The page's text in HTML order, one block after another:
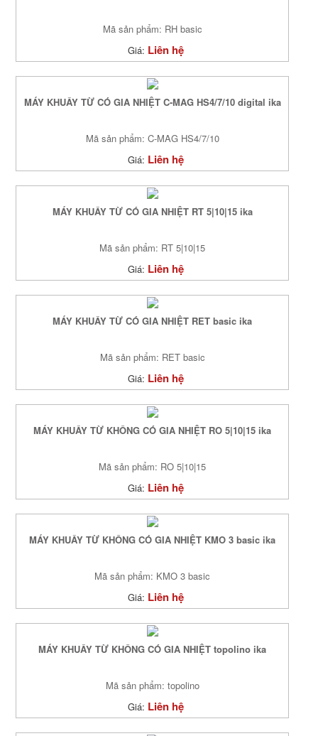
Mã sản phẩm: RH basic
Giá: Liên hệ
MÁY KHUẤY TỪ CÓ GIA NHIỆT C-MAG HS4/7/10 digital ika
Mã sản phẩm: C-MAG HS4/7/10
Giá: Liên hệ
MÁY KHUẤY TỪ CÓ GIA NHIỆT RT 5|10|15 ika
Mã sản phẩm: RT 5|10|15
Giá: Liên hệ
MÁY KHUẤY TỪ CÓ GIA NHIỆT RET basic ika
Mã sản phẩm: RET basic
Giá: Liên hệ
MÁY KHUẤY TỪ KHÔNG CÓ GIA NHIỆT RO 5|10|15 ika
Mã sản phẩm: RO 5|10|15
Giá: Liên hệ
MÁY KHUẤY TỪ KHÔNG CÓ GIA NHIỆT KMO 3 basic ika
Mã sản phẩm: KMO 3 basic
Giá: Liên hệ
MÁY KHUẤY TỪ KHÔNG CÓ GIA NHIỆT topolino ika
Mã sản phẩm: topolino
Giá: Liên hệ